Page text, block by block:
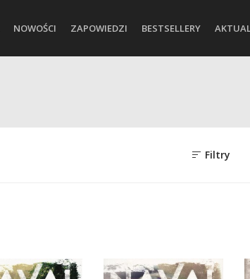
NOWOŚCI ZAPOWIEDZI BESTSELLERY
Filtry